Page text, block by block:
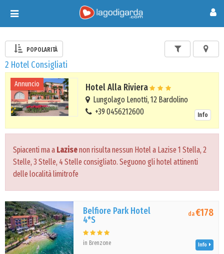
Toggle
navigation
POPOLARITÀ
2 Hotel Consigliati
Annuncio Hotel Alla Riviera
Lungolago Lenotti, 12 Bardolino
+39 0456212600
Info
Spiacenti ma a Lazisenon risulta nessun Hotel a Lazise 1 Stella, 2
Stelle, 3 Stelle, 4 Stelle consigliato. Seguono gli hotel attinenti
delle località limitrofe
Belfiore Park Hotel
4*S
in Brenzone
da€178
Info